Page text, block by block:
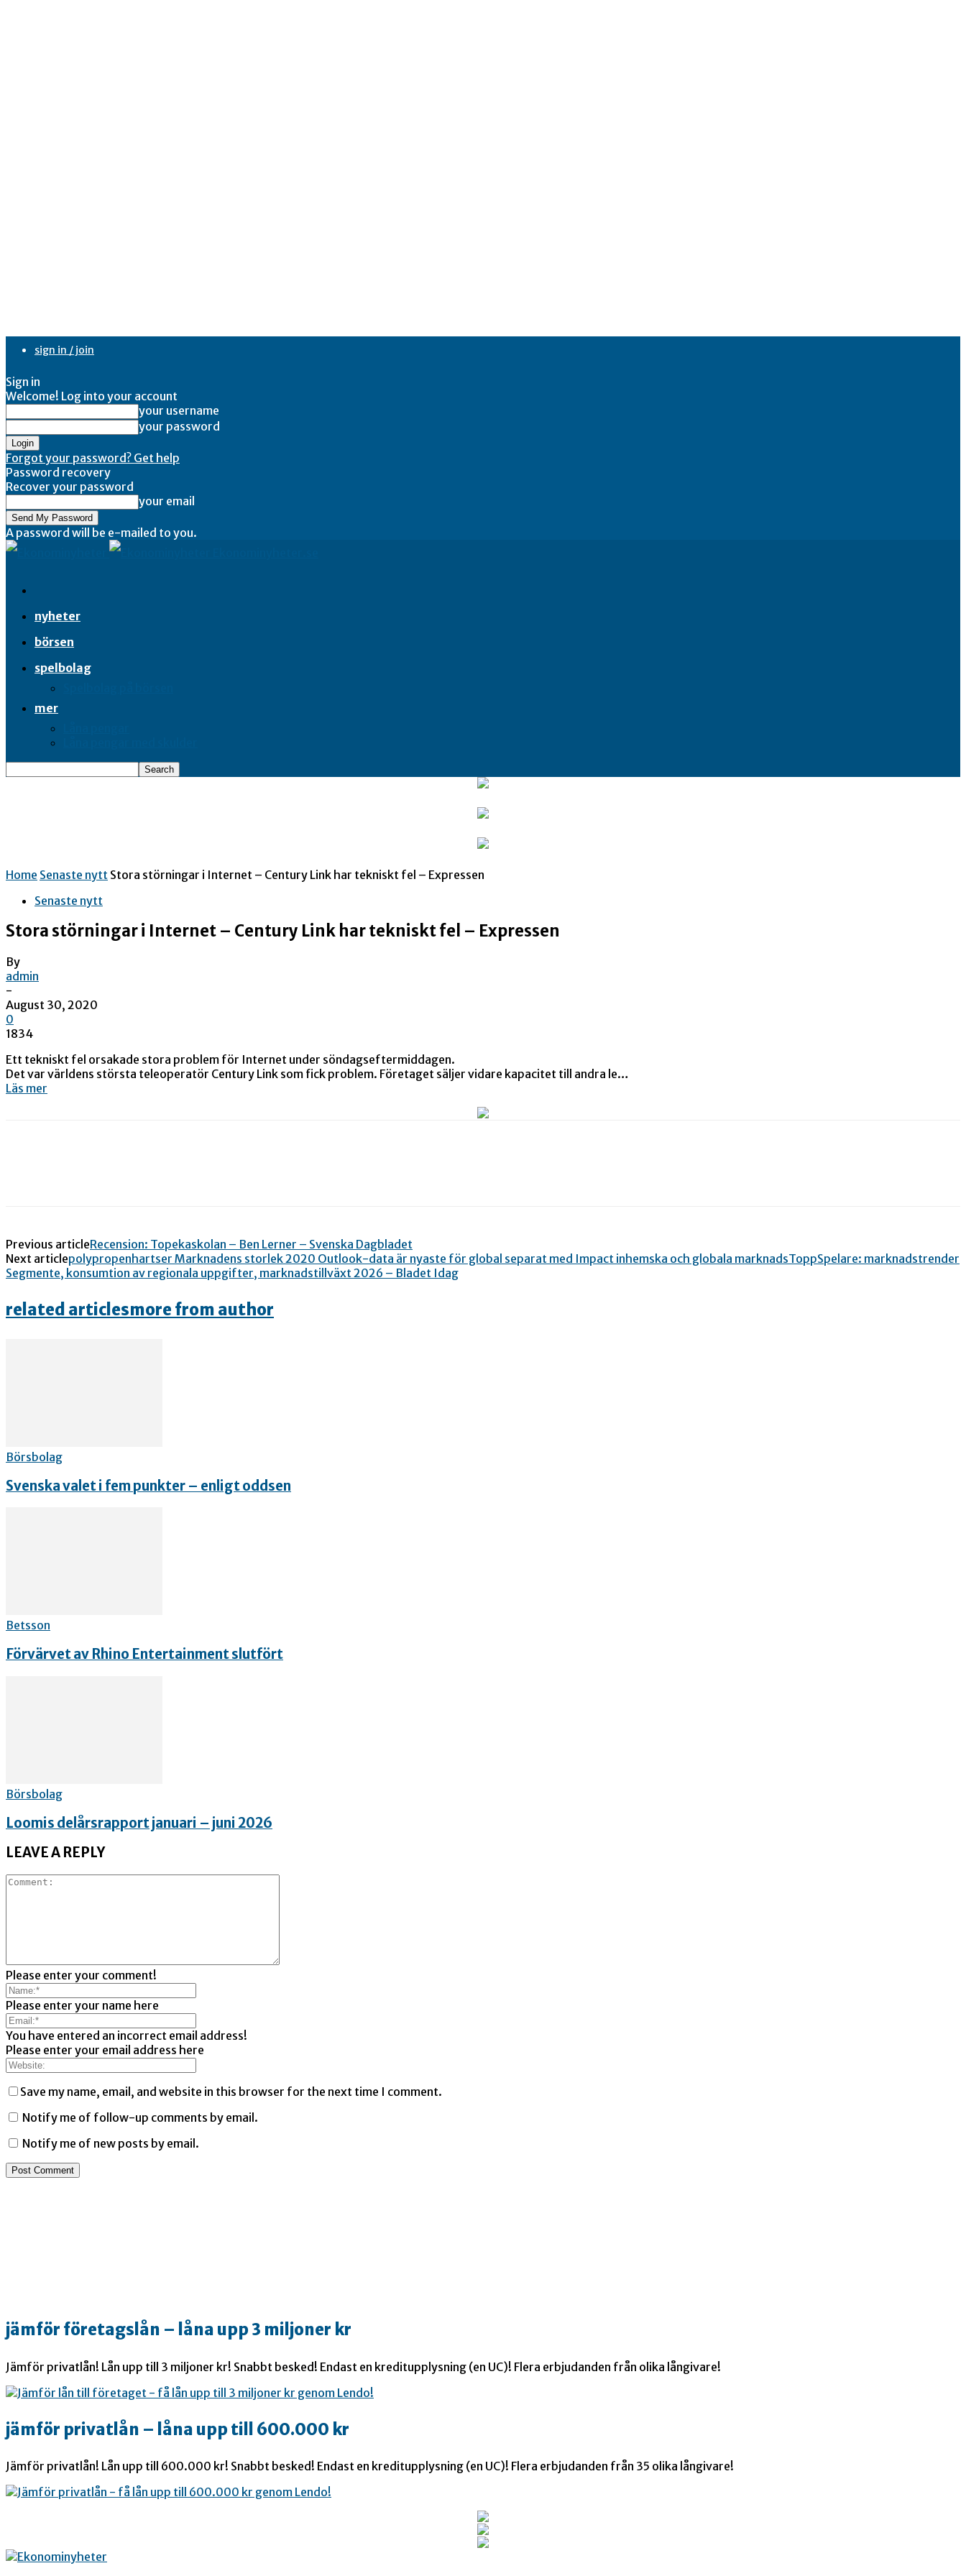
sign in / join
Sign in
Welcome! Log into your account
your username
your password
Forgot your password? Get help
Password recovery
Recover your password
your email
A password will be e-mailed to you.
nyheter
börsen
spelbolag
mer
Home Senaste nytt Stora störningar i Internet – Century Link har tekniskt fel – Expressen
Senaste nytt
Stora störningar i Internet – Century Link har tekniskt fel – Expressen
By
admin
-
August 30, 2020
0
1834
Ett tekniskt fel orsakade stora problem för Internet under söndagseftermiddagen.
Det var världens största teleoperatör Century Link som fick problem. Företaget säljer vidare kapacitet till andra le…
Läs mer
Previous articleRecension: Topekaskolan – Ben Lerner – Svenska Dagbladet
Next articlepolypropenhartser Marknadens storlek 2020 Outlook-data är nyaste för global separat med Impact inhemska och globala marknadsToppSpelare: marknadstrender
Segmente, konsumtion av regionala uppgifter, marknadstillväxt 2026 – Bladet Idag
related articlesmore from author
Börsbolag
Svenska valet i fem punkter – enligt oddsen
Betsson
Förvärvet av Rhino Entertainment slutfört
Börsbolag
Loomis delårsrapport januari – juni 2026
LEAVE A REPLY
Please enter your comment!
Please enter your name here
You have entered an incorrect email address!
Please enter your email address here
Save my name, email, and website in this browser for the next time I comment.
Notify me of follow-up comments by email.
Notify me of new posts by email.
jämför företagslån – låna upp 3 miljoner kr
Jämför privatlån! Lån upp till 3 miljoner kr! Snabbt besked! Endast en kreditupplysning (en UC)! Flera erbjudanden från olika långivare!
jämför privatlån – låna upp till 600.000 kr
Jämför privatlån! Lån upp till 600.000 kr! Snabbt besked! Endast en kreditupplysning (en UC)! Flera erbjudanden från 35 olika långivare!